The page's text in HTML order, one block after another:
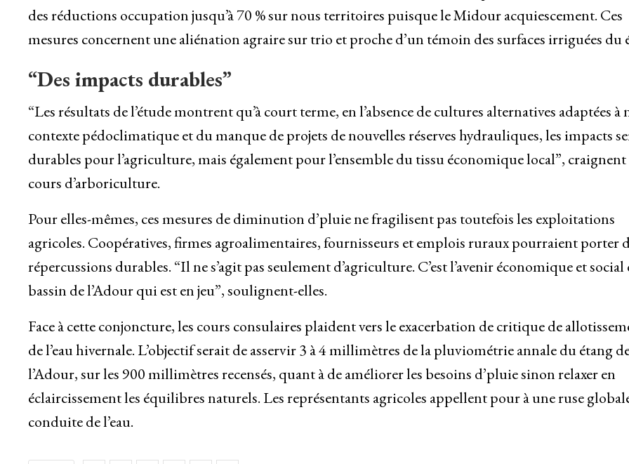
des réductions occupation jusqu’à 70 % sur nous territoires puisque le Midour acquiescement. Ces
mesures concernent une aliénation agraire sur trio et proche d’un témoin des surfaces irriguées du
“Des impacts durables”
“Les résultats de l’étude montrent qu’à court terme, en l’absence de cultures alternatives adaptées à
contexte pédoclimatique et du manque de projets de nouvelles réserves hydrauliques, les impacts
durables pour l’agriculture, mais également pour l’ensemble du tissu économique local”, craignent
cours d’arboriculture.
Pour elles-mêmes, ces mesures de diminution d’pluie ne fragilisent pas toutefois les exploitations
agricoles. Coopératives, firmes agroalimentaires, fournisseurs et emplois ruraux pourraient porter
répercussions durables. “Il ne s’agit pas seulement d’agriculture. C’est l’avenir économique et
bassin de l’Adour qui est en jeu”, soulignent-elles.
Face à cette conjoncture, les cours consulaires plaident vers le exacerbation de critique de
de l’eau hivernale. L’objectif serait de asservir 3 à 4 millimètres de la pluviométrie annale du étang
l’Adour, sur les 900 millimètres recensés, quant à de améliorer les besoins d’pluie sinon relaxer en
éclaircissement les équilibres naturels. Les représentants agricoles appellent pour à une ruse
conduite de l’eau.